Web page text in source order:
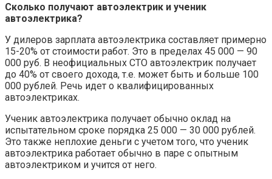
Сколько получают автоэлектрик и ученик
автоэлектрика?
У дилеров зарплата автоэлектрика составляет примерно
15-20% от стоимости работ. Это в пределах 45 000 — 90
000 руб. В неофициальных СТО автоэлектрик получает
до 40% от своего дохода, т.е. может быть и больше 100
000 рублей. Речь идет о квалифицированных
автоэлектриках.
Ученик автоэлектрика получает обычно оклад на
испытательном сроке порядка 25 000 — 30 000 рублей.
Это также неплохие деньги с учетом того, что ученик
автоэлектрика работает обычно в паре с опытным
автоэлектриком и учится от него.